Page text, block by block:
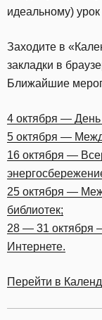
идеальному)
Заходите в
закладки в
Ближайшие
4 октября —
5 октября —
16 октября —
25 октября —
библиотек;
28 — 31 октября
Интернете.
Перейти в